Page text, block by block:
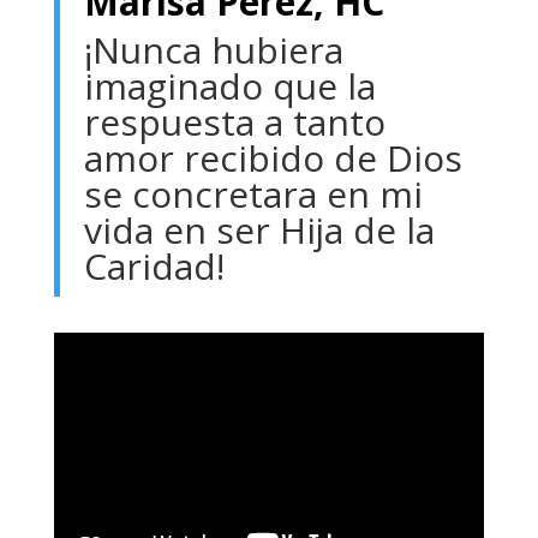
¡Nunca hubiera
imaginado que la
respuesta a tanto
amor recibido de Dios
se concretara en mi
vida en ser Hija de la
Caridad!